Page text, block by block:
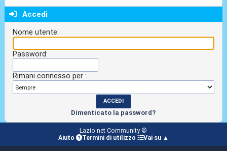
Accedi
Nome utente:
Password:
Rimani connesso per :
Dimenticato la password?
Lazio.net Community ©
Aiuto
Termini di utilizzo Vai su ▲